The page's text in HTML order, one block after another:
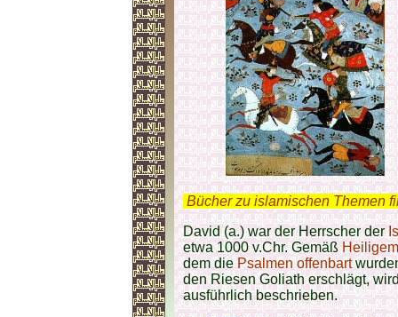
Bücher zu islamischen Themen
David (a.) war der Herrscher der
etwa 1000 v.Chr. Gemäß
dem diePsalmen offenbart
den Riesen Goliath erschlägt,
ausführlich beschrieben.